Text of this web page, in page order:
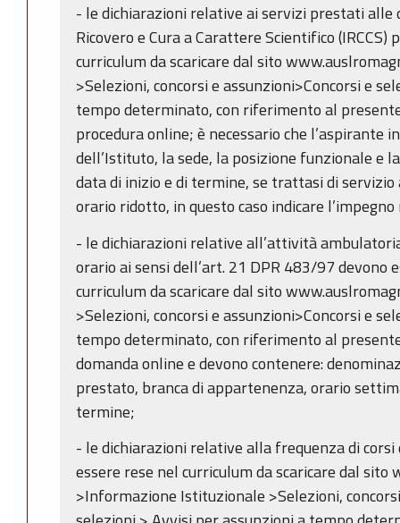
- le dichiarazioni relative ai servizi prestati
Ricovero e Cura a Carattere Scientifico
curriculum da scaricare dal sito
>Selezioni, concorsi e assunzioni>Concorsi e
tempo determinato, con riferimento al
procedura online; è necessario che l’aspirante
dell’Istituto, la sede, la posizione funzionale e
data di inizio e di termine, se trattasi di
orario ridotto, in questo caso indicare l’impegno
- le dichiarazioni relative all’attività
orario ai sensi dell’art. 21 DPR 483/97 devono
curriculum da scaricare dal sito
>Selezioni, concorsi e assunzioni>Concorsi e
tempo determinato, con riferimento al
domanda online e devono contenere:
prestato, branca di appartenenza, orario
termine;
- le dichiarazioni relative alla frequenza di
essere rese nel curriculum da scaricare dal sito
>Informazione Istituzionale >Selezioni,